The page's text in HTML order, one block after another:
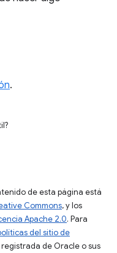
.
de esta página está
Commons, y los
Apache 2.0. Para
del sitio de
de Oracle o sus